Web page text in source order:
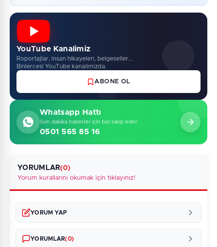
YouTube Kanalimiz
Roportajlar, insan hikayeleri, belgeseller...
Binlercesi YouTube kanalimizda.
ABONE OL
Whatsapp Hattı
Son dakika haberler için bizi takip edin!
0501 565 85 16
YORUMLAR(0)
Yorum kurallarını okumak için tıklayınız!
YORUM YAP
YORUMLAR(0)